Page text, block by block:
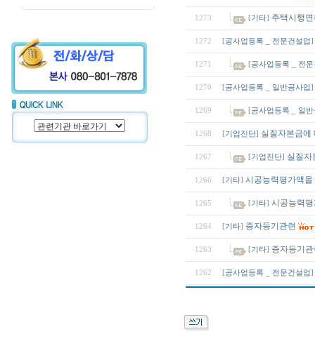
1273 [기타] 주택시행면
1272 [공사업등록 _ 전문건설업]
1271 [공사업등록 _ 전문
1270 [공사업등록 _ 일반공사업]
1269 [공사업등록 _ 일반
1268 [기업진단] 실질자본금에
1267 [기업진단] 실질자
1266 [기타] 시공능력평가액
1265 [기타] 시공능력
1264 [기타] 증자등기관련
1263 [기타] 증자등기관
1262 [공사업등록 _ 전문건설업]